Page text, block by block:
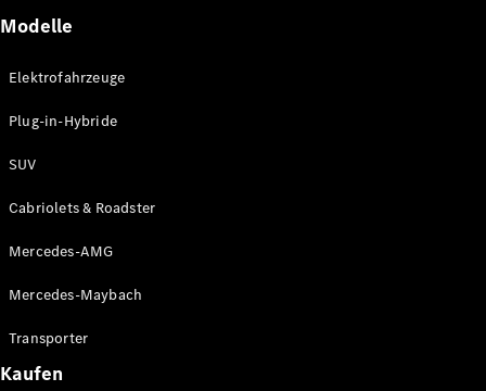
Mercedes-
Mercedes-
Classic
Partner
&
Innovationen
Modelle
Elektrofahrzeuge
Plug-in-Hybride
SUV
Cabriolets & Roadster
Mercedes-AMG
Mercedes-Maybach
Transporter
Kaufen